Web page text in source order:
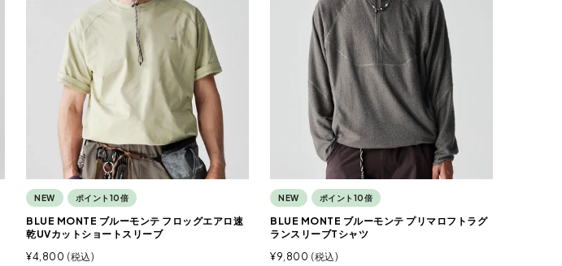
NEW ポイント10倍
BLUE MONTE ブルーモンテ フロッグエアロ速
乾UVカットショートスリーブ
¥4,800 税込
NEW ポイント10倍
BLUE MONTE ブルーモンテ プリマロフトラグ
ランスリーブTシャツ
¥9,800 税込